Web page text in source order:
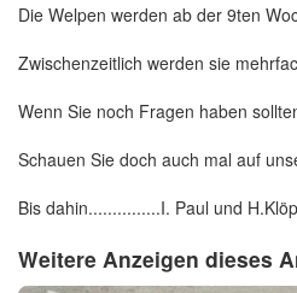
Die Welpen werden ab der 9ten
Zwischenzeitlich werden sie
Wenn Sie noch Fragen haben
Schauen Sie doch auch mal auf
Bis dahin...............I. Paul und
Weitere Anzeigen dieses